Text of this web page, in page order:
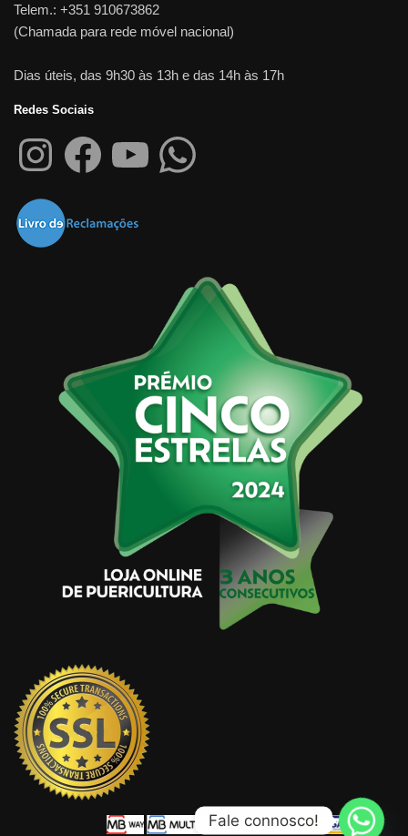
Telem.: +351 910673862
(Chamada para rede móvel nacional)
Dias úteis, das 9h30 às 13h e das 14h às 17h
Redes Sociais
Fale connosco!